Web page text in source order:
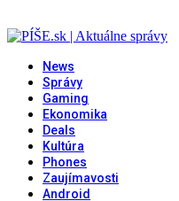
News
Správy
Gaming
Ekonomika
Deals
Kultúra
Phones
Zaujímavosti
Android